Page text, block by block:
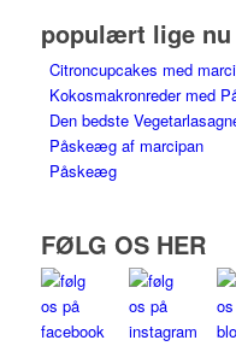
populært lige nu
Citroncupcakes med
Kokosmakronreder med
Den bedste
Påskeæg af marcipan
Påskeæg
FØLG OS HER